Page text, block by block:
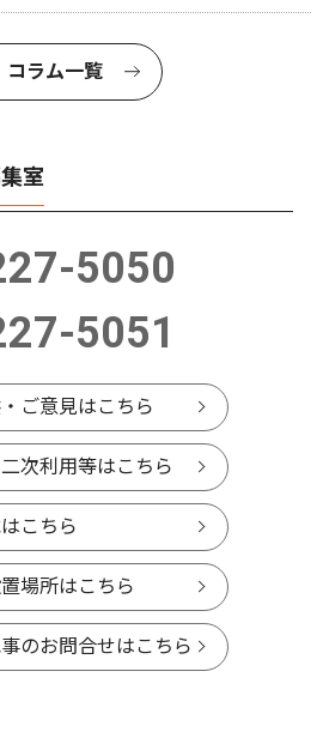
コラム一覧
室
5050
5051
ご意見はこちら
次利用等はこちら
こちら
場所はこちら
のお問合せはこちら